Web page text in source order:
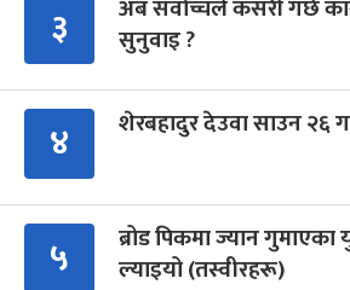
३
अब सर्वोच्चले कसरी गर्छ
सुनुवाइ ?
४ शेरबहादुर देउवा साउन २६
५
ब्रोड पिकमा ज्यान
ल्याइयो (तस्वीरहरू)